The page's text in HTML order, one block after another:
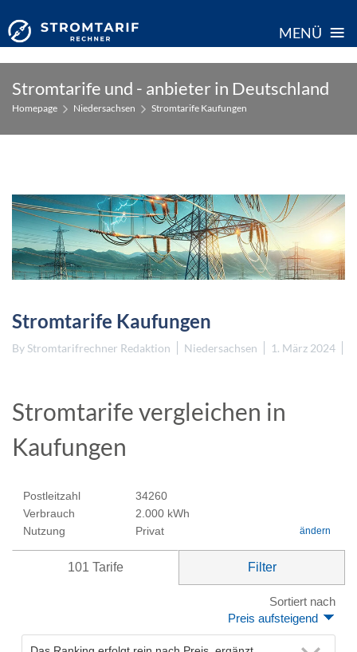
MENÜ ≡
content
Stromtarife und - anbieter in Deutschland
Homepage Niedersachsen Stromtarife Kaufungen
Stromtarife Kaufungen
By Stromtarifrechner Redaktion Niedersachsen 1. März 2024
Stromtarife vergleichen in
Kaufungen